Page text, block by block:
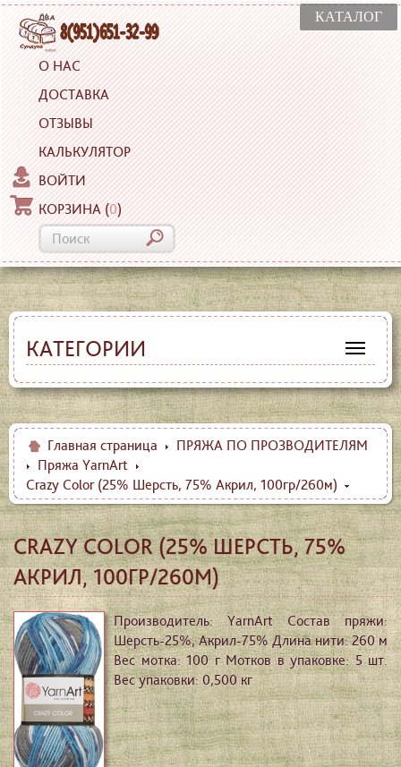
КАТАЛОГ
О НАС
ДОСТАВКА
ОТЗЫВЫ
КАЛЬКУЛЯТОР
ВОЙТИ
КОРЗИНА (0)
КАТЕГОРИИ
Главная страница
ПРЯЖА ПО ПРОЗВОДИТЕЛЯМ
Пряжа YarnArt
Crazy Color (25% Шерсть, 75% Акрил, 100гр/260м)
CRAZY COLOR (25% ШЕРСТЬ, 75%
АКРИЛ, 100ГР/260М)
Производитель: YarnArt Состав пряжи:
Шерсть-25%, Акрил-75% Длина нити: 260 м
Вес мотка: 100 г Мотков в упаковке: 5 шт.
Вес упаковки: 0,500 кг